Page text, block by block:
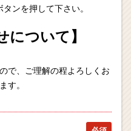
ンを押して下さい。
について】
で、ご理解の程よろしくお
す。